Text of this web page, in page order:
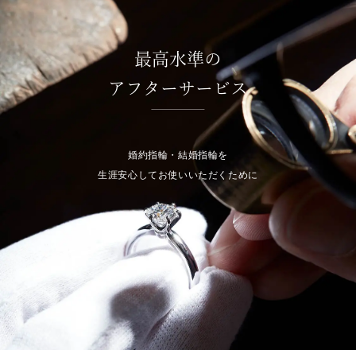
最高水準の
アフターサービス
婚約指輪・結婚指輪を
生涯安心してお使いいただくために